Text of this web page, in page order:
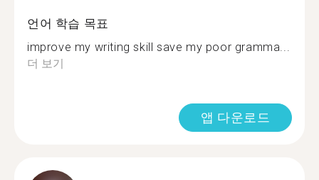
언어 학습 목표
improve my writing skill save my poor gramma...
더 보기
앱 다운로드